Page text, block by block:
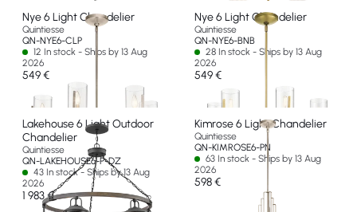
Nye 6 Light Chandelier
Quintiesse
QN-NYE6-CLP
12 In stock - Ships by 13 Aug
2026
549 €
Nye 6 Light Chandelier
Quintiesse
QN-NYE6-BNB
28 In stock - Ships by 13 Aug
2026
549 €
Lakehouse 6 Light Outdoor
Chandelier
Quintiesse
QN-LAKEHOUSE6-P-DZ
43 In stock - Ships by 13 Aug
2026
1 983 €
Kimrose 6 Light Chandelier
Quintiesse
QN-KIMROSE6-PN
63 In stock - Ships by 13 Aug
2026
598 €